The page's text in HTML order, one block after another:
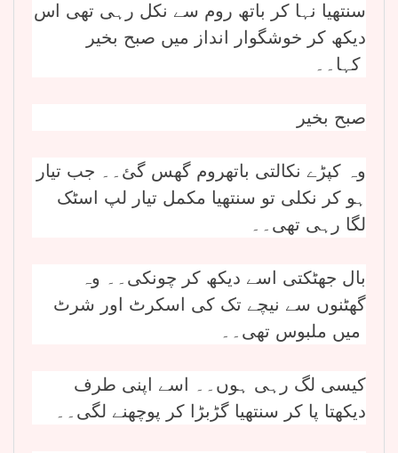
سنتھیا نہا کر باتھ روم سے نکل رہی تھی اس
دیکھ کر خوشگوار انداز میں صبح بخیر
صبح بخیر
وہ کپڑے نکالتی باتھروم گھس گئ۔۔ جب تیار
ہو کر نکلی تو سنتھیا مکمل تیار لپ اسٹک
لگا رہی تھی۔۔
بال جھٹکتی اسے دیکھ کر چونکی۔۔ وہ
گھٹنوں سے نیچے تک کی اسکرٹ اور شرٹ
کیسی لگ رہی ہوں۔۔ اسے اپنی طرف
دیکھتا پا کر سنتھیا گڑبڑا کر پوچھنے لگی۔۔